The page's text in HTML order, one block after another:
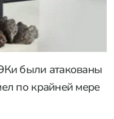
были атакованы
по крайней мере